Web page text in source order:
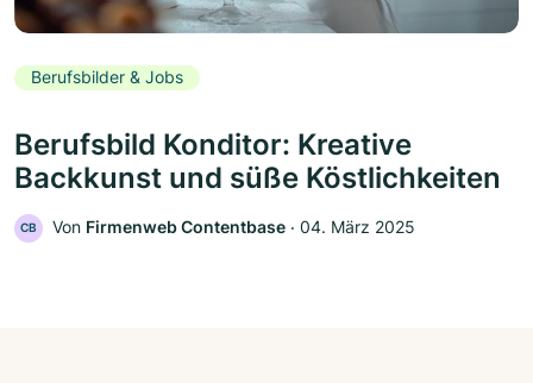
Berufsbilder & Jobs
Berufsbild Konditor: Kreative
Backkunst und süße Köstlichkeiten
CB Von Firmenweb Contentbase ‧ 04. März 2025